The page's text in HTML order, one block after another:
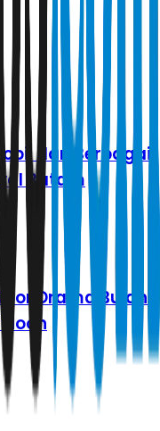
dan Berbagai
Batam
Drama Bulan